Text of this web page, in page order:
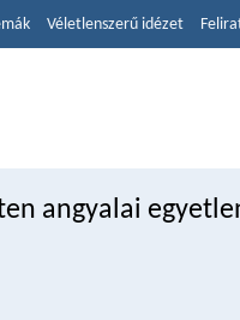
Véletlenszerű idézet
angyalai